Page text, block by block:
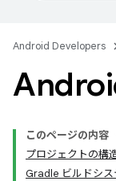
Android Developers
このページの内容
プロジェクトの構
Gradle ビルドシス